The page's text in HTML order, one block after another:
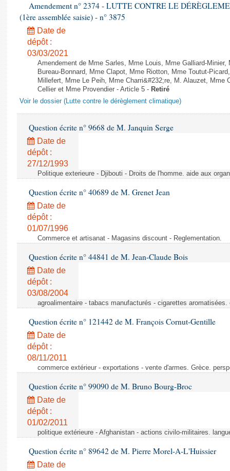
Comptes rendus des débats
Amendement n° 2374 - LUTTE CONTRE LE
(1ère assemblée saisie) - n° 3875
Date de
dépôt :
03/03/2021
Amendement de Mme Sarles, Mme Louis, Mme Galliard-
Bureau-Bonnard, Mme Clapot, Mme Riotton, Mme Toutut-
Millefert, Mme Le Peih, Mme Charri&#232;re, M. Alauzet, Mme
Cellier et Mme Provendier - Article 5 - Retiré
Voir le dossier (Lutte contre le dérèglement climatique)
Question écrite n° 9668 de M. Janquin Serge
Date de
dépôt :
27/12/1993
Politique exterieure - Djibouti - Droits de l'homme. aide aux
Question écrite n° 40689 de M. Grenet Jean
Date de
dépôt :
01/07/1996
Commerce et artisanat - Magasins discount - Reglementation.
Question écrite n° 44841 de M. Jean-Claude Bois
Date de
dépôt :
03/08/2004
agroalimentaire - tabacs manufacturés - cigarettes
Question écrite n° 121442 de M. François Cornut-Gentille
Date de
dépôt :
08/11/2011
commerce extérieur - exportations - vente d'armes. Grèce.
Question écrite n° 99090 de M. Bruno Bourg-Broc
Date de
dépôt :
01/02/2011
politique extérieure - Afghanistan - actions civilo-militaires.
Question écrite n° 89642 de M. Pierre Morel-A-L'Huissier
Date de